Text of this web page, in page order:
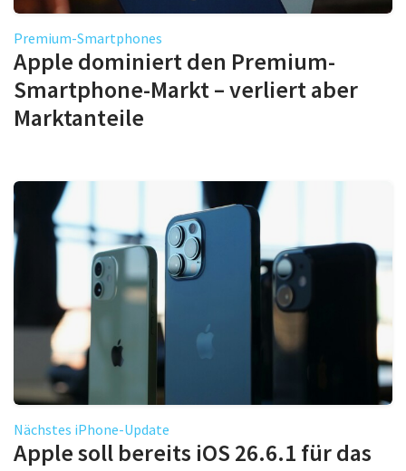
Premium-Smartphones
Apple dominiert den Premium-
Smartphone-Markt – verliert aber
Marktanteile
Nächstes iPhone-Update
Apple soll bereits iOS 26.6.1 für das